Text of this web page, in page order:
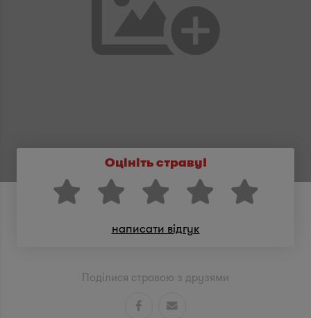
Оцініть страву!
написати відгук
Поділися стравою з друзями
 